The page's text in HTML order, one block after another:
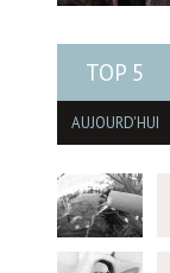
TOP 5
AUJOURD'HUI